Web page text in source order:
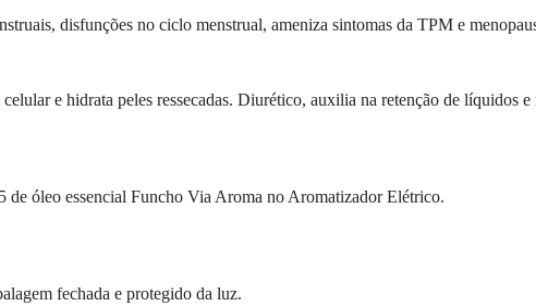
disfunções no ciclo menstrual, ameniza sintomas da TPM e
e hidrata peles ressecadas. Diurético, auxilia na retenção de líquidos
de óleo essencial Funcho Via Aroma no Aromatizador Elétrico.
fechada e protegido da luz.